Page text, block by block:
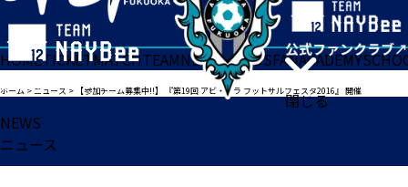
閉じる
HOMETICKETMATCHTEAMNEWSGOODSFANACADEMY
ホーム >ニュース > 【参加チーム募集中!!】 『第19回 アビ・ギラ フットサルフェスタ2016』 開催
NEWS
ニュース